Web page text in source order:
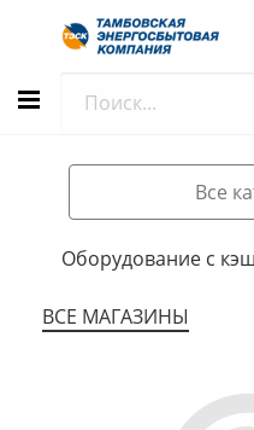
Все
Оборудование с
ВСЕ МАГАЗИНЫ